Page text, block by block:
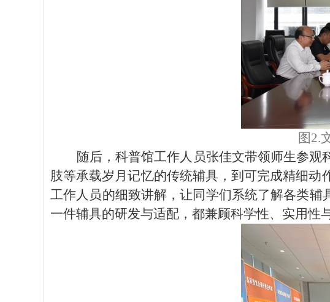
图2.
随后，科普馆工作人员张佳文带领师生参
肢等承载岁月记忆的传统辅具，到可完成精细动
工作人员的细致讲解，让同学们系统了解各类辅
一件辅具的研发与适配，都兼顾科学性、实用性